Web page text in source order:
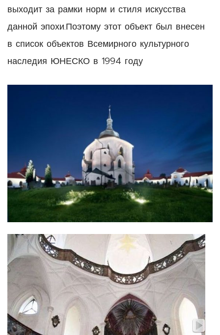
выходит за рамки норм и стиля искусства
данной эпохи.Поэтому этот объект был внесен
в список объектов Всемирного культурного
наследия ЮНЕСКО в 1994 году